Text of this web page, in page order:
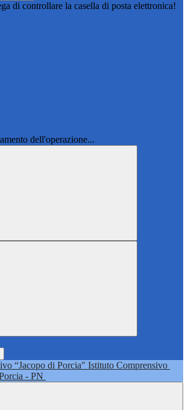
di controllare la casella di posta elettronica!
dell'operazione...
Istituto Comprensivo
- PN